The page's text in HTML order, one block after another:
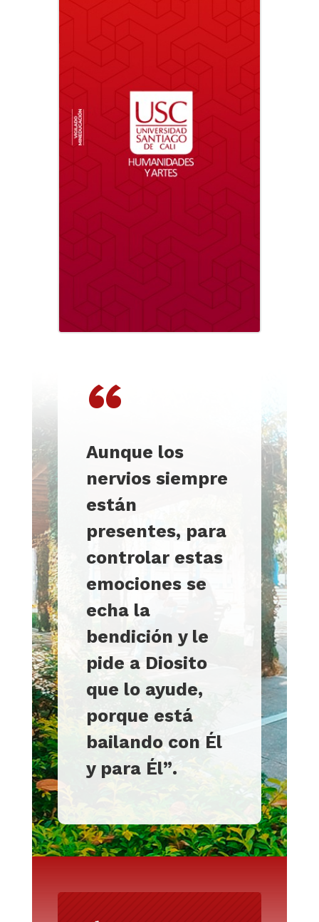
“
Aunque los
nervios siempre
están
presentes, para
controlar estas
emociones se
echa la
bendición y le
pide a Diosito
que lo ayude,
porque está
bailando con Él
y para Él”.